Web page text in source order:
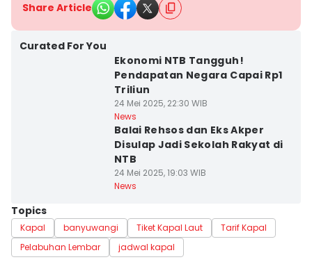
Share Article
Curated For You
Ekonomi NTB Tangguh!
Pendapatan Negara Capai Rp1
Triliun
24 Mei 2025, 22:30 WIB
News
Balai Rehsos dan Eks Akper
Disulap Jadi Sekolah Rakyat di
NTB
24 Mei 2025, 19:03 WIB
News
Topics
Kapal banyuwangi Tiket Kapal Laut
Tarif Kapal
Pelabuhan Lembar
jadwal kapal